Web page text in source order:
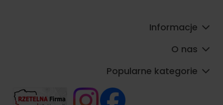
Informacje
O nas
Popularne kategorie